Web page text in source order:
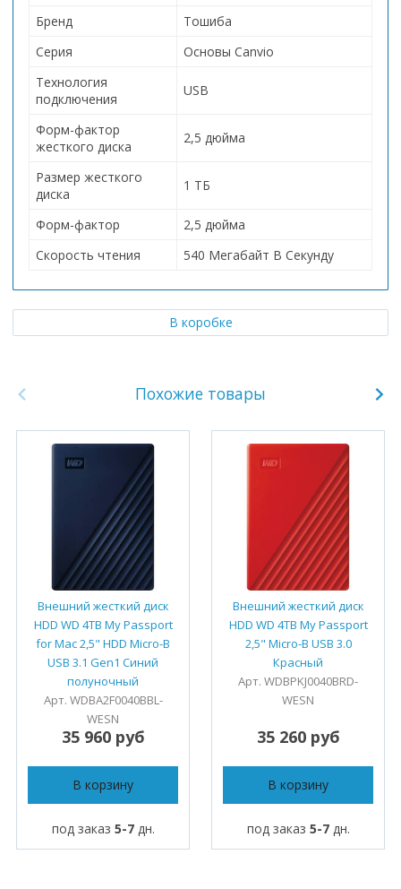
Бренд
Тошиба
Серия
Основы Canvio
Технология
подключения
USB
Форм-фактор
жесткого диска
2,5 дюйма
Размер жесткого
диска
1 ТБ
Форм-фактор
2,5 дюйма
Скорость чтения
540 Мегабайт В Секунду
В коробке
Похожие товары
Внешний жесткий диск
HDD WD 4TB My Passport
for Mac 2,5" HDD Micro-B
USB 3.1 Gen1 Синий
полуночный
Арт. WDBA2F0040BBL-
WESN
35 960 руб
В корзину
под заказ 5-7дн.
Внешний жесткий диск
HDD WD 4TB My Passport
2,5" Micro-B USB 3.0
Красный
Арт. WDBPKJ0040BRD-
WESN
35 260 руб
В корзину
под заказ 5-7дн.